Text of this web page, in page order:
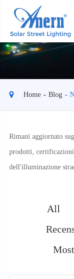
Home Blog
Rimani aggiornato
prodotti,
dell'illuminazione
All